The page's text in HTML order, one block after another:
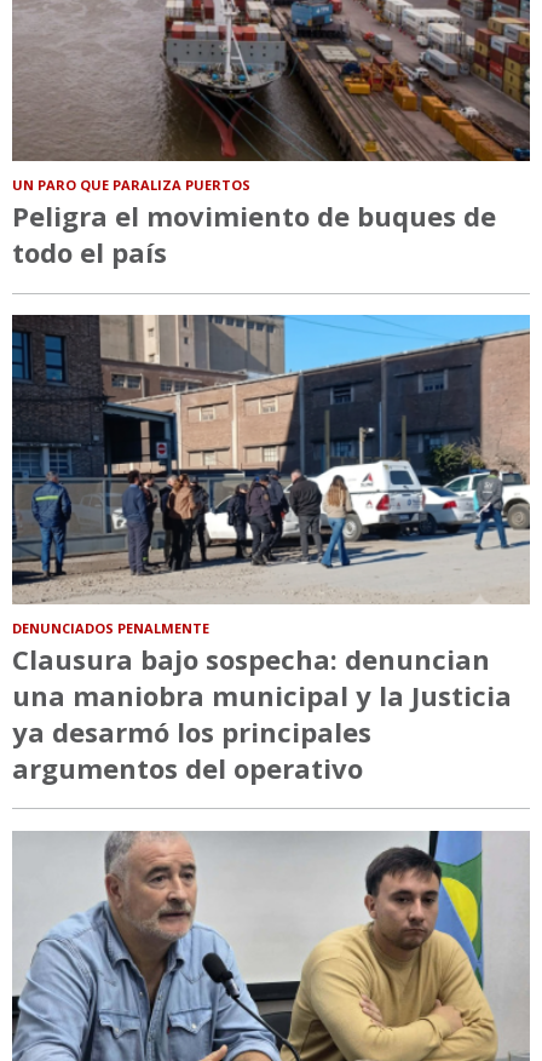
UN PARO QUE PARALIZA PUERTOS
Peligra el movimiento de buques de
todo el país
DENUNCIADOS PENALMENTE
Clausura bajo sospecha: denuncian
una maniobra municipal y la Justicia
ya desarmó los principales
argumentos del operativo